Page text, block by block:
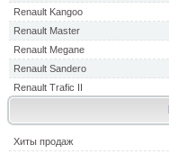
Renault Kangoo
Renault Master
Renault Megane
Renault Sandero
Renault Trafic II
Хиты продаж